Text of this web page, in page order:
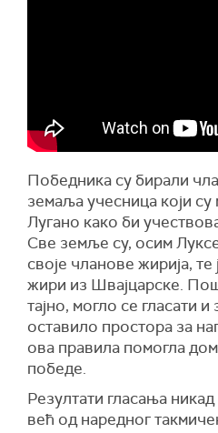
Победника су бирали
земаља учесница који
Лугано како би
Све земље су, осим
своје чланове жирија,
жири из Швајцарске.
тајно, могло се гласати
оставило простора за
ова правила помогла
победе.
Резултати гласања
већ од наредног